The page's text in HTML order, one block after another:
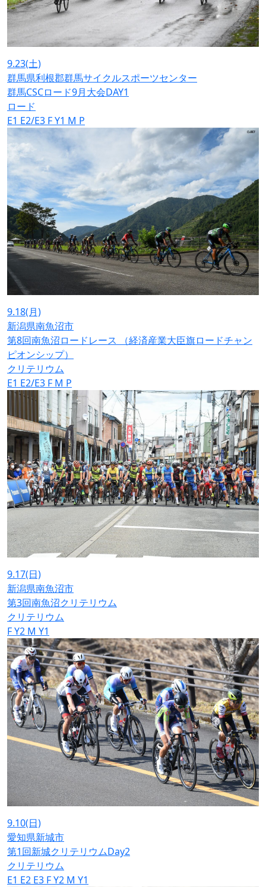
9.23(土)
群馬県利根郡群馬サイクルスポーツセンター
群馬CSCロード9月大会DAY1
ロード
E1 E2/E3 FY1 M P
9.18(月)
新潟県南魚沼市
第8回南魚沼ロードレース （経済産業大臣旗ロードチャン
ピオンシップ）
クリテリウム
E1 E2/E3 F M P
9.17(日)
新潟県南魚沼市
第3回南魚沼クリテリウム
クリテリウム
FY2 M Y1
9.10(日)
愛知県新城市
第1回新城クリテリウムDay2
クリテリウム
E1 E2 E3 FY2 M Y1